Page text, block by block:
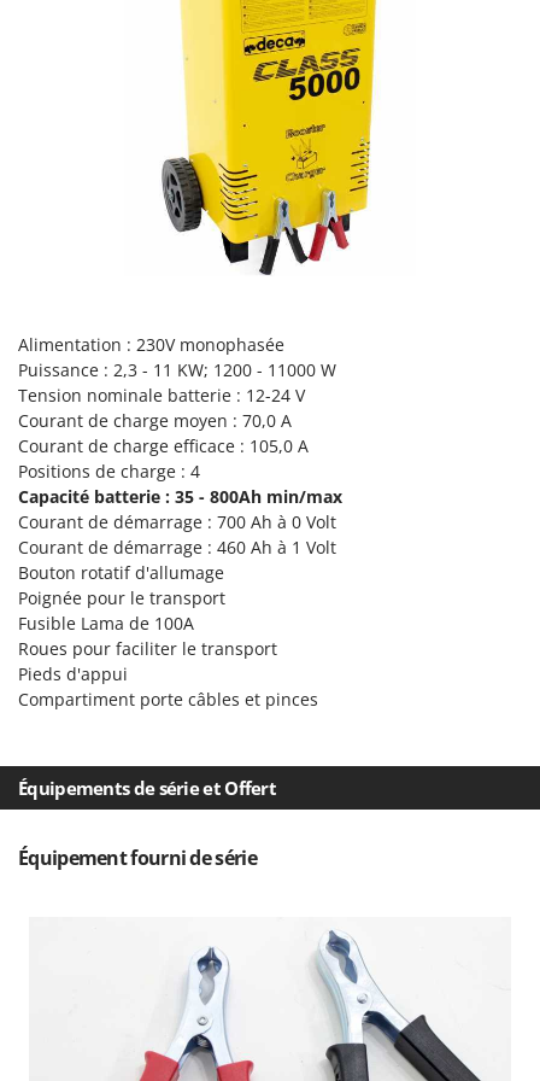
Pétrins à Spirale
Planteuses de pommes de terre pour tracteur
Plateaux de coupe pour tracteur
Pompes d'irrigation à tracteur
Pompes de transfert
Postes à souder
Poussoirs à saucisse
Presses à pellets
Pressoirs à fruits
Pressoirs à Raisin
Pulvérisateurs
Pulvérisateurs portés
R
Rafraîchisseurs d'air par évaporation
Rampes de chargement en aluminium
Râteaux pour tracteur
Remplisseuses
Robots Tondeuses
Rouleaux pour tracteur
Scies à Ruban
Gipeco
Girmi
GRAEF
Gre
GreenBay
Greenworks
GRIFO
GVS
GYS
H
Hailo
HiKOKI
Honda
Alimentation : 230V monophasée
Puissance : 2,3 - 11 KW; 1200 - 11000 W
Tension nominale batterie : 12-24 V
Courant de charge moyen : 70,0 A
Courant de charge efficace : 105,0 A
Positions de charge : 4
Capacité batterie : 35 - 800Ah min/max
Courant de démarrage : 700 Ah à 0 Volt
Courant de démarrage : 460 Ah à 1 Volt
Bouton rotatif d'allumage
Poignée pour le transport
Fusible Lama de 100A
Roues pour faciliter le transport
Pieds d'appui
Compartiment porte câbles et pinces
Équipements de série et Offert
Équipement fourni de série